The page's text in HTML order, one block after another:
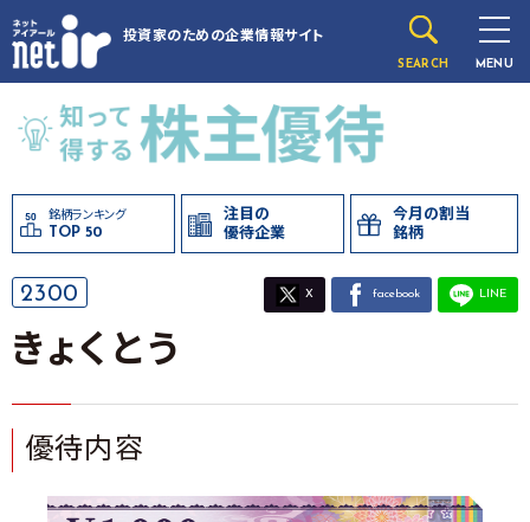
投資家のための企業情報サイト
SEARCH MENU
銘柄ランキング
TOP 50
注目の
優待企業
今月の割当
銘柄
2300 X facebook LINE
きょくとう
優待内容